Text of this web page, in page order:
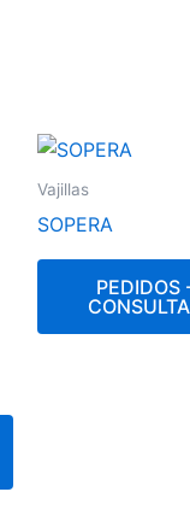
Vajillas
SOPERA
PEDIDOS